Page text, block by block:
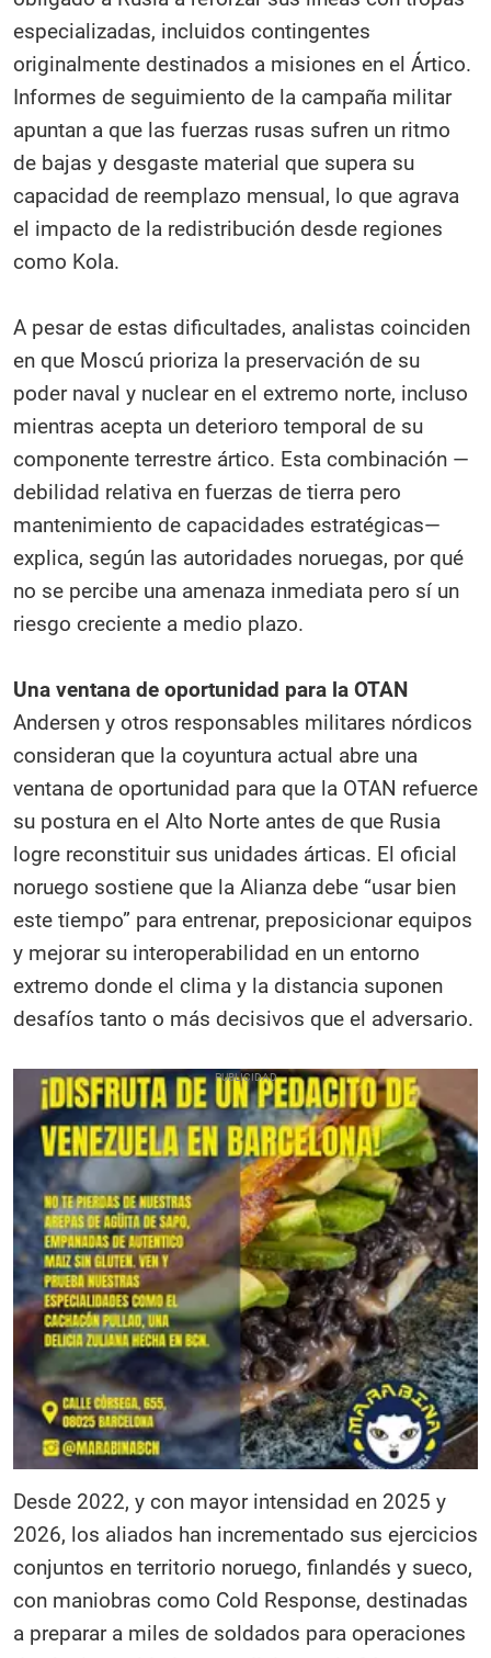
especializadas, incluidos contingentes
originalmente destinados a misiones en el Ártico.
Informes de seguimiento de la campaña militar
apuntan a que las fuerzas rusas sufren un ritmo
de bajas y desgaste material que supera su
capacidad de reemplazo mensual, lo que agrava
el impacto de la redistribución desde regiones
como Kola.
A pesar de estas dificultades, analistas coinciden
en que Moscú prioriza la preservación de su
poder naval y nuclear en el extremo norte, incluso
mientras acepta un deterioro temporal de su
componente terrestre ártico. Esta combinación —
debilidad relativa en fuerzas de tierra pero
mantenimiento de capacidades estratégicas—
explica, según las autoridades noruegas, por qué
no se percibe una amenaza inmediata pero sí un
riesgo creciente a medio plazo.
Una ventana de oportunidad para la OTAN
Andersen y otros responsables militares nórdicos
consideran que la coyuntura actual abre una
ventana de oportunidad para que la OTAN refuerce
su postura en el Alto Norte antes de que Rusia
logre reconstituir sus unidades árticas. El oficial
noruego sostiene que la Alianza debe “usar bien
este tiempo” para entrenar, preposicionar equipos
y mejorar su interoperabilidad en un entorno
extremo donde el clima y la distancia suponen
desafíos tanto o más decisivos que el adversario.
Desde 2022, y con mayor intensidad en 2025 y
2026, los aliados han incrementado sus ejercicios
conjuntos en territorio noruego, finlandés y sueco,
con maniobras como Cold Response, destinadas
a preparar a miles de soldados para operaciones